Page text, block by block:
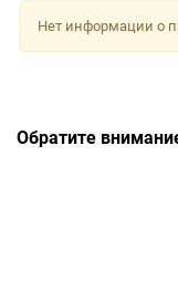
Нет информации о
Обратите